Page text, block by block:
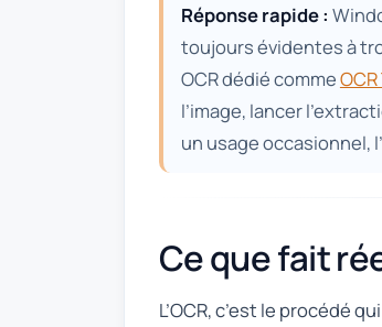
Réponse rapide :
toujours évidentes à
OCR dédié comme
l’image, lancer
un usage occasionnel,
Ce que fait
L’OCR, c’est le procédé